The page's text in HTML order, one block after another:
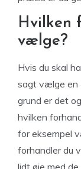
Hvilken
vælge?
Hvis du skal
sagt vælge en
grund er det
hvilken
for eksempel
forhandler du
lidt øje med